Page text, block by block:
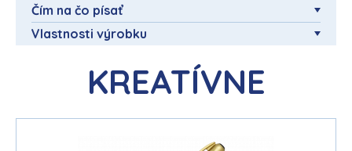
Čím na čo písať
Vlastnosti výrobku
KREATÍVNE